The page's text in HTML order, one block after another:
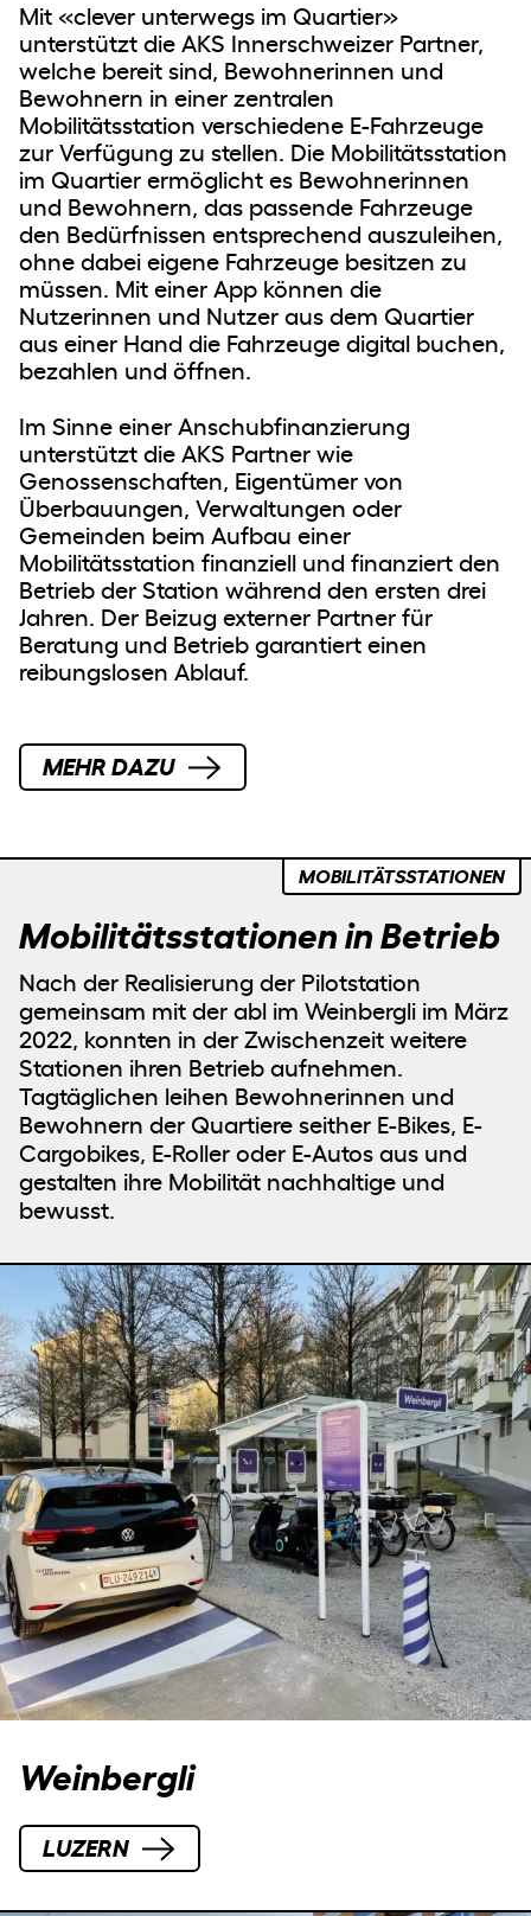
EIN ENGAGEMENT DER
ALBERT KOECHLIN STIFTUNG
Newsletter
Impressum &
Datenschutz
Mit «clever unterwegs im Quartier»
unterstützt die AKS Innerschweizer Partner,
welche bereit sind, Bewohnerinnen und
Bewohnern in einer zentralen
Mobilitätsstation verschiedene E-Fahrzeuge
zur Verfügung zu stellen. Die Mobilitätsstation
im Quartier ermöglicht es Bewohnerinnen
und Bewohnern, das passende Fahrzeuge
den Bedürfnissen entsprechend auszuleihen,
ohne dabei eigene Fahrzeuge besitzen zu
müssen. Mit einer App können die
Nutzerinnen und Nutzer aus dem Quartier
aus einer Hand die Fahrzeuge digital buchen,
bezahlen und öffnen.
Im Sinne einer Anschubfinanzierung
unterstützt die AKS Partner wie
Genossenschaften, Eigentümer von
Überbauungen, Verwaltungen oder
Gemeinden beim Aufbau einer
Mobilitätsstation finanziell und finanziert den
Betrieb der Station während den ersten drei
Jahren. Der Beizug externer Partner für
Beratung und Betrieb garantiert einen
reibungslosen Ablauf.
MEHR DAZU
MOBILITÄTSSTATIONEN
Mobilitätsstationen in Betrieb
Nach der Realisierung der Pilotstation
gemeinsam mit der abl im Weinbergli im März
2022, konnten in der Zwischenzeit weitere
Stationen ihren Betrieb aufnehmen.
Tagtäglichen leihen Bewohnerinnen und
Bewohnern der Quartiere seither E-Bikes, E-
Cargobikes, E-Roller oder E-Autos aus und
gestalten ihre Mobilität nachhaltige und
bewusst.
Weinbergli
LUZERN